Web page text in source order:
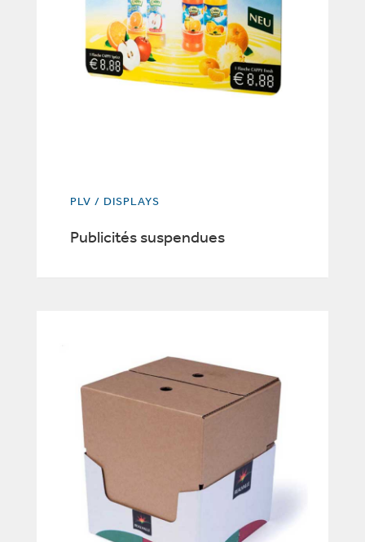
PLV / DISPLAYS
Publicités suspendues